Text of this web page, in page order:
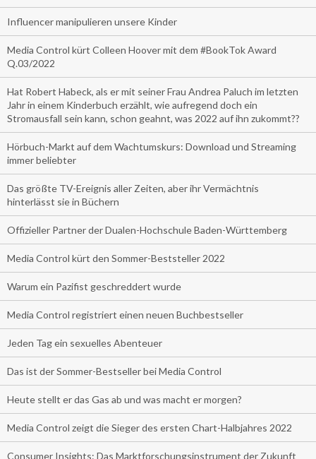
Influencer manipulieren unsere Kinder
Media Control kürt Colleen Hoover mit dem #BookTok Award
Q.03/2022
Hat Robert Habeck, als er mit seiner Frau Andrea Paluch im letzten
Jahr in einem Kinderbuch erzählt, wie aufregend doch ein
Stromausfall sein kann, schon geahnt, was 2022 auf ihn zukommt??
Hörbuch-Markt auf dem Wachtumskurs: Download und Streaming
immer beliebter
Das größte TV-Ereignis aller Zeiten, aber ihr Vermächtnis
hinterlässt sie in Büchern
Offizieller Partner der Dualen-Hochschule Baden-Württemberg
Media Control kürt den Sommer-Beststeller 2022
Warum ein Pazifist geschreddert wurde
Media Control registriert einen neuen Buchbestseller
Jeden Tag ein sexuelles Abenteuer
Das ist der Sommer-Bestseller bei Media Control
Heute stellt er das Gas ab und was macht er morgen?
Media Control zeigt die Sieger des ersten Chart-Halbjahres 2022
Consumer Insights: Das Marktforschungsinstrument der Zukunft